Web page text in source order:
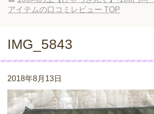
アイテムの口コミレビュー TOP
IMG_5843
2018年8月13日